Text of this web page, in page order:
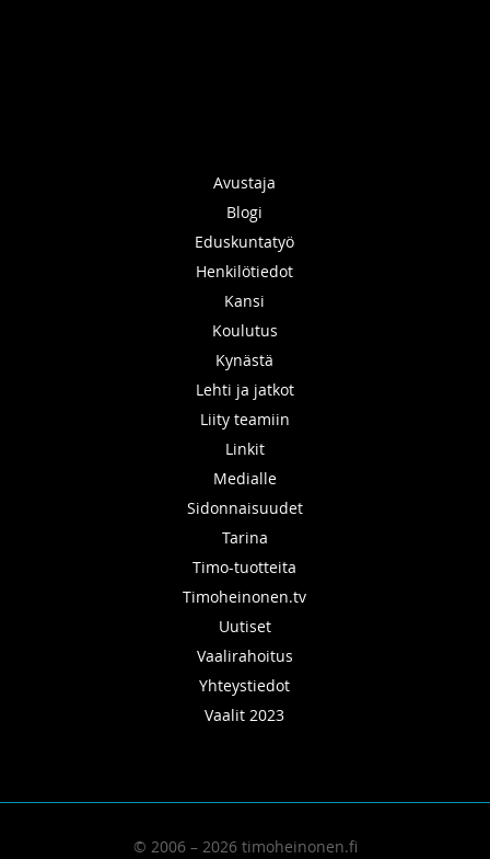
Avustaja
Blogi
Eduskuntatyö
Henkilötiedot
Kansi
Koulutus
Kynästä
Lehti ja jatkot
Liity teamiin
Linkit
Medialle
Sidonnaisuudet
Tarina
Timo-tuotteita
Timoheinonen.tv
Uutiset
Vaalirahoitus
Yhteystiedot
Vaalit 2023
© 2006 – 2026 timoheinonen.fi